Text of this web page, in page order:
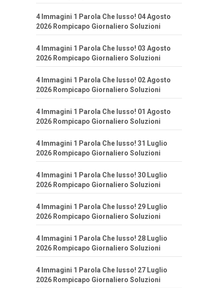
4 Immagini 1 Parola Che lusso! 04 Agosto
2026 Rompicapo Giornaliero Soluzioni
4 Immagini 1 Parola Che lusso! 03 Agosto
2026 Rompicapo Giornaliero Soluzioni
4 Immagini 1 Parola Che lusso! 02 Agosto
2026 Rompicapo Giornaliero Soluzioni
4 Immagini 1 Parola Che lusso! 01 Agosto
2026 Rompicapo Giornaliero Soluzioni
4 Immagini 1 Parola Che lusso! 31 Luglio
2026 Rompicapo Giornaliero Soluzioni
4 Immagini 1 Parola Che lusso! 30 Luglio
2026 Rompicapo Giornaliero Soluzioni
4 Immagini 1 Parola Che lusso! 29 Luglio
2026 Rompicapo Giornaliero Soluzioni
4 Immagini 1 Parola Che lusso! 28 Luglio
2026 Rompicapo Giornaliero Soluzioni
4 Immagini 1 Parola Che lusso! 27 Luglio
2026 Rompicapo Giornaliero Soluzioni